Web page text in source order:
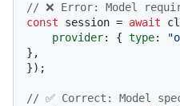
// ❌ Error: Model
const session = await
provider: { type:
},
});
// ✅ Correct: Model